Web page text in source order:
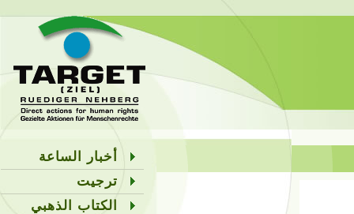
أخبار الساعة
ترجيت
الكتاب الذهبي